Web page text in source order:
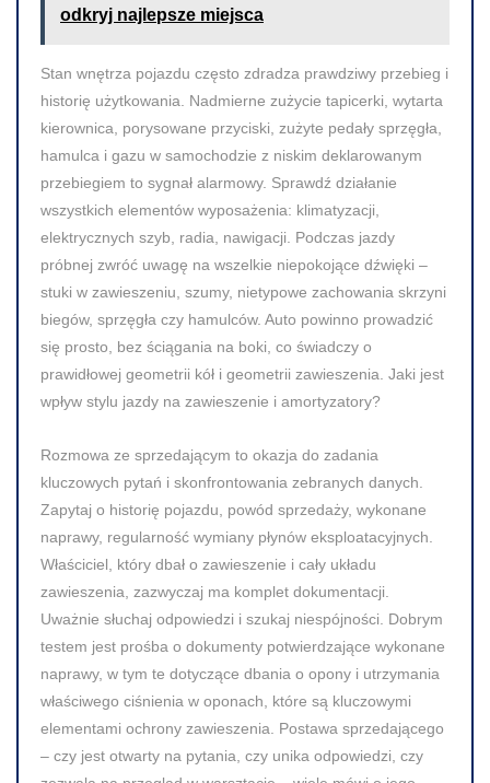
odkryj najlepsze miejsca
Stan wnętrza pojazdu często zdradza prawdziwy przebieg i
historię użytkowania. Nadmierne zużycie tapicerki, wytarta
kierownica, porysowane przyciski, zużyte pedały sprzęgła,
hamulca i gazu w samochodzie z niskim deklarowanym
przebiegiem to sygnał alarmowy. Sprawdź działanie
wszystkich elementów wyposażenia: klimatyzacji,
elektrycznych szyb, radia, nawigacji. Podczas jazdy
próbnej zwróć uwagę na wszelkie niepokojące dźwięki –
stuki w zawieszeniu, szumy, nietypowe zachowania skrzyni
biegów, sprzęgła czy hamulców. Auto powinno prowadzić
się prosto, bez ściągania na boki, co świadczy o
prawidłowej geometrii kół i geometrii zawieszenia. Jaki jest
wpływ stylu jazdy na zawieszenie i amortyzatory?
Rozmowa ze sprzedającym to okazja do zadania
kluczowych pytań i skonfrontowania zebranych danych.
Zapytaj o historię pojazdu, powód sprzedaży, wykonane
naprawy, regularność wymiany płynów eksploatacyjnych.
Właściciel, który dbał o zawieszenie i cały układu
zawieszenia, zazwyczaj ma komplet dokumentacji.
Uważnie słuchaj odpowiedzi i szukaj niespójności. Dobrym
testem jest prośba o dokumenty potwierdzające wykonane
naprawy, w tym te dotyczące dbania o opony i utrzymania
właściwego ciśnienia w oponach, które są kluczowymi
elementami ochrony zawieszenia. Postawa sprzedającego
– czy jest otwarty na pytania, czy unika odpowiedzi, czy